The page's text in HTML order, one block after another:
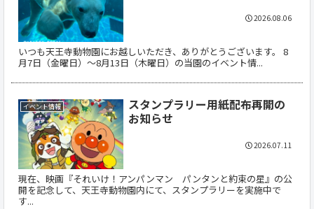
いつも天王寺動物園にお越しいただき、ありがとうございます。 8
月7日（金曜日）～8月13日（木曜日）の当園のイベント情...
2026.08.06
イベント情報
スタンプラリー用紙配布再開の
お知らせ
現在、映画『それいけ！アンパンマン パンタンと約束の星』の公
開を記念して、天王寺動物園内にて、スタンプラリーを実施中で
す...
2026.07.11